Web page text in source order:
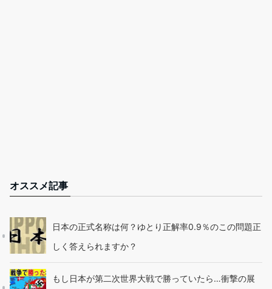
オススメ記事
日本の正式名称は何？ゆとり正解率0.9％のこの問題正
しく答えられますか？
もし日本が第二次世界大戦で勝っていたら…衝撃の展